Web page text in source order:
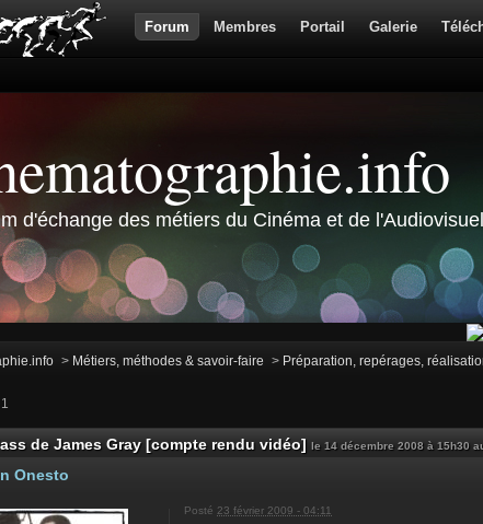
Forum Membres Portail Galerie
d'échange des métiers du Cinéma et de l'Audiovisuel
> Métiers, méthodes & savoir-faire > Préparation, repérages,
de James Gray [compte rendu vidéo] le 14 décembre 2008 à 15h30
Onesto
Posté 23 février 2009 - 04:11